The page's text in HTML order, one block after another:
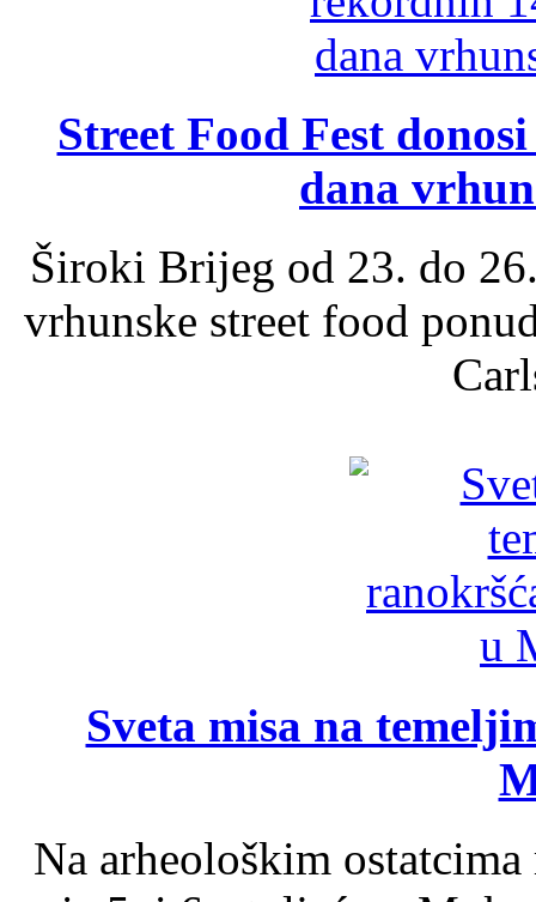
Street Food Fest
dana
Široki Brijeg od 23. do
vrhunske street food
Sveta misa na
Na arheološkim